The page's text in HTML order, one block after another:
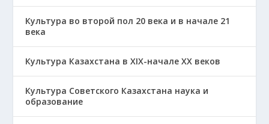
Культура во второй пол 20 века и в начале 21
века
Культура Казахстана в ХІХ-начале ХХ веков
Культура Советского Казахстана наука и
образование